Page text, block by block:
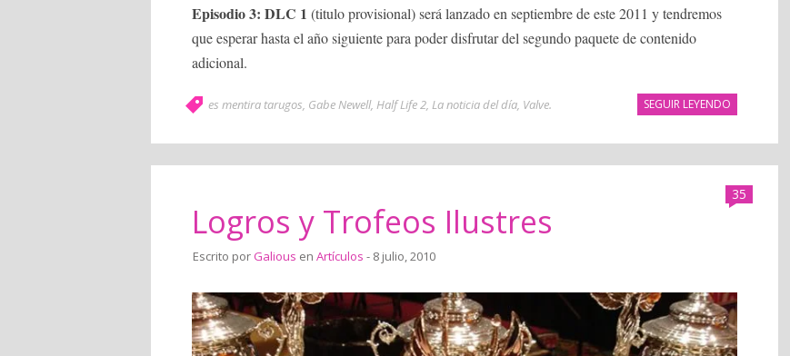
Episodio 3: DLC 1 (titulo provisional) será lanzado en septiembre de este 2011 y tendremos
que esperar hasta el año siguiente para poder disfrutar del segundo paquete de contenido
adicional.
SEGUIR LEYENDO
es mentira tarugos, Gabe Newell, Half Life 2, La noticia del día, Valve.
35
Logros y Trofeos Ilustres
Escrito por Galious en Artículos - 8 julio, 2010